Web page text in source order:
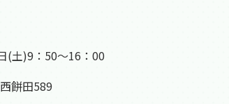
(土)9：50～16：00
餅田589